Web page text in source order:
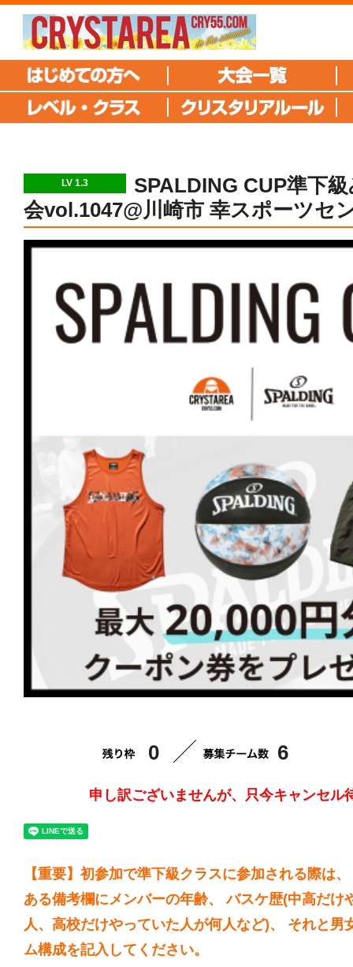
LV 1.3
SPALDING CUP準下
会vol.1047@川崎市 幸スポーツセ
0 6
申し訳ございませんが、只今キャンセル
【重要】初参加で準下級クラスに参加される際は
ある備考欄にメンバーの年齢、 バスケ歴(中高だけ
人、高校だけやっていた人が何人など)、 それと男
ム構成を記入してください。